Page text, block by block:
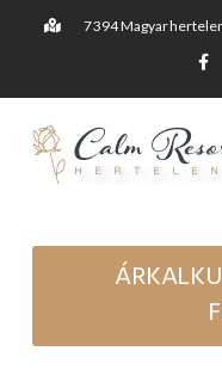
7394